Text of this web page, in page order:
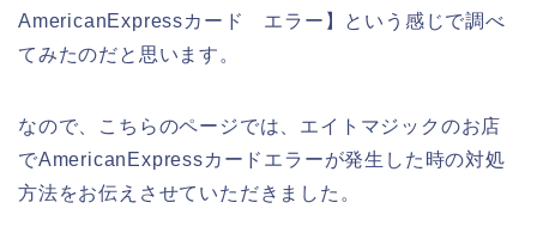
AmericanExpressカード エラー】という感じで調べ
てみたのだと思います。
なので、こちらのページでは、エイトマジックのお店
でAmericanExpressカードエラーが発生した時の対処
方法をお伝えさせていただきました。